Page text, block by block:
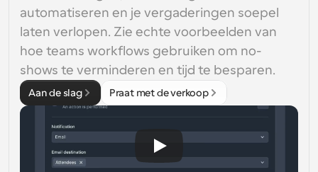
automatiseren en je vergaderingen soepel
laten verlopen. Zie echte voorbeelden van
hoe teams workflows gebruiken om no-
shows te verminderen en tijd te besparen.
Aan de slag Praat met de verkoop